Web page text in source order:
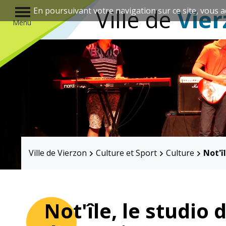
Menu
Ville de
Annuaire des associations
Élus
Guichet unique
Ville de Vierzon
Culture et Sport Culture
Not'île, le studio
En poursuivant votre navigation sur ce site, vous